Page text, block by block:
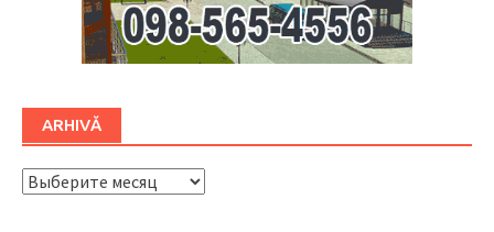
ARHIVĂ
ARHIVĂ